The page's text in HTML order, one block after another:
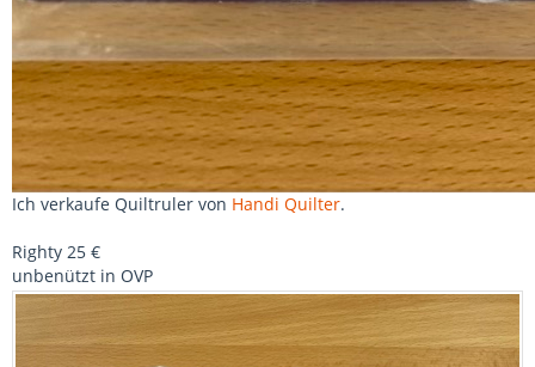
Ich verkaufe Quiltruler von Handi Quilter.
Righty 25 €
unbenützt in OVP